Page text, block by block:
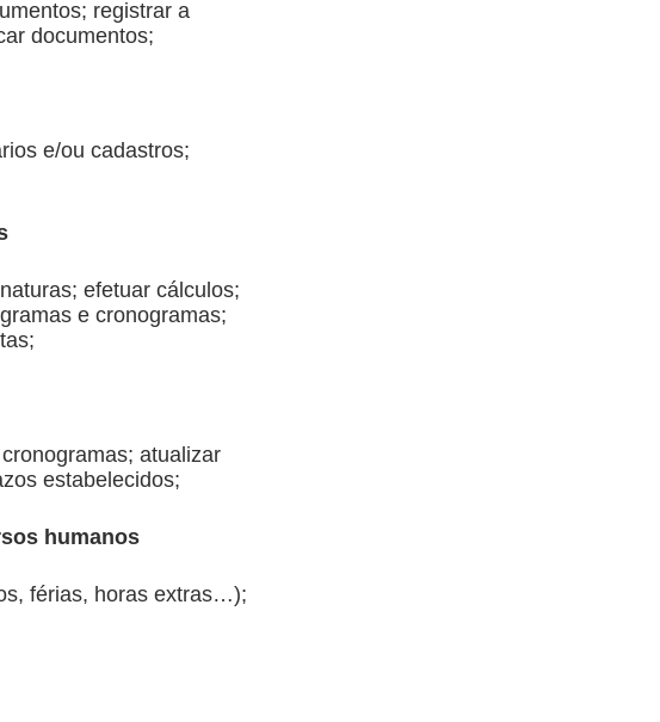
registrar a
documentos;
e/ou cadastros;
efetuar cálculos;
e cronogramas;
atualizar
estabelecidos;
humanos
férias, horas extras…);